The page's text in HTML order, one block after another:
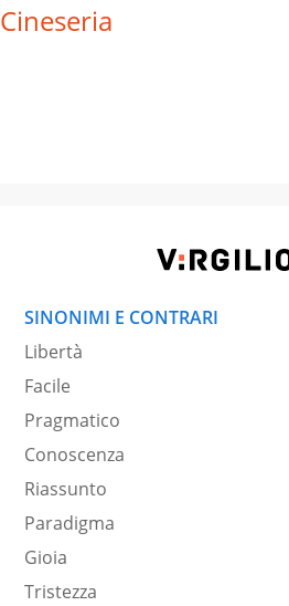
Cineseria
SINONIMI E CONTRARI
Libertà
Facile
Pragmatico
Conoscenza
Riassunto
Paradigma
Gioia
Tristezza